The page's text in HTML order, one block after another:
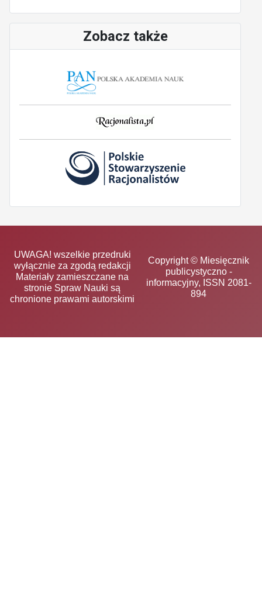
Zobacz także
UWAGA! wszelkie przedruki
wyłącznie za zgodą redakcji
Materiały zamieszczane na
stronie Spraw Nauki są
chronione prawami autorskimi
Copyright © Miesięcznik
publicystyczno -
informacyjny, ISSN 2081-
894